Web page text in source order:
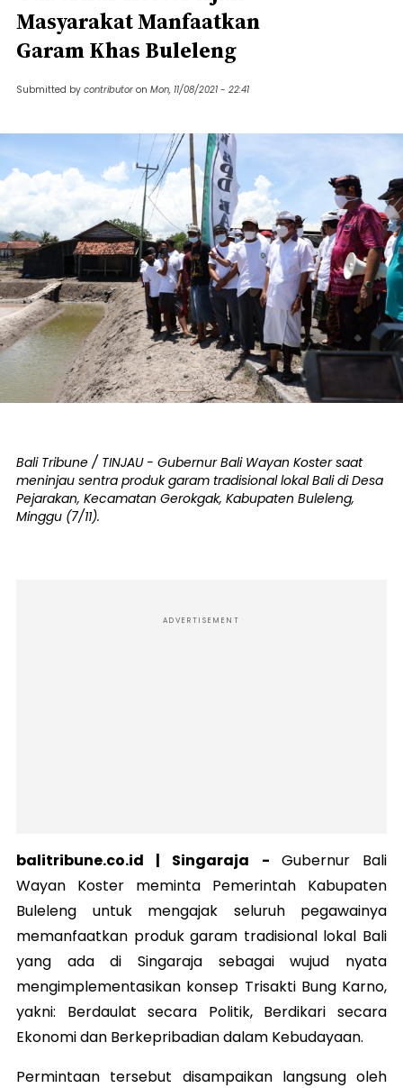
Masyarakat Manfaatkan
Garam Khas Buleleng
Submitted by contributor on Mon, 11/08/2021 - 22:41
Bali Tribune / TINJAU - Gubernur Bali Wayan Koster saat
meninjau sentra produk garam tradisional lokal Bali di Desa
Pejarakan, Kecamatan Gerokgak, Kabupaten Buleleng,
Minggu (7/11).
ADVERTISEMENT
balitribune.co.id | Singaraja - Gubernur Bali
Wayan Koster meminta Pemerintah Kabupaten
Buleleng untuk mengajak seluruh pegawainya
memanfaatkan produk garam tradisional lokal Bali
yang ada di Singaraja sebagai wujud nyata
mengimplementasikan konsep Trisakti Bung Karno,
yakni: Berdaulat secara Politik, Berdikari secara
Ekonomi dan Berkepribadian dalam Kebudayaan.
Permintaan tersebut disampaikan langsung oleh